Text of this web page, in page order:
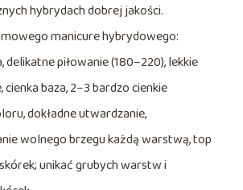
hybrydach dobrej jakości.
manicure hybrydowego:
delikatne piłowanie (180–220), lekkie
baza, 2–3 bardzo cienkie
dokładne utwardzanie,
wolnego brzegu każdą warstwą, top
unikać grubych warstw i